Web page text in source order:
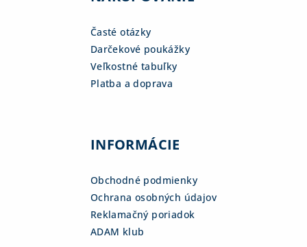
Časté otázky
Darčekové poukážky
Veľkostné tabuľky
Platba a doprava
INFORMÁCIE
Obchodné podmienky
Ochrana osobných údajov
Reklamačný poriadok
ADAM klub